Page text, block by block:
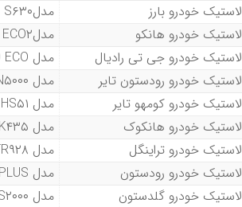
لاستیک خودرو بارز
مدلS۶۳۰ سایز ۲۱۵/۶۵R۱۶
لاستیک خودرو هانکو
مدلKinergy ECO۲ سایز ۱۸۵/۶۵/۱۴
لاستیک خودرو جی تی رادیال
مدل CHAMPIRO ECO سایز ۱۸۵/۷۰R۱۳
لاستیک خودرو رودستون تایر
مدل N۵۰۰۰+ سایز ۲۰۵/۶۰/۱۵
لاستیک خودرو کومهو تایر
مدل Ecsta HS۵۱ سایز ۲۰۵/۵۵R۱۶
لاستیک خودرو هانکوک
مدل Kinergy Eco K۴۳۵ سایز ۲۰۵/۶۰R۱۵
لاستیک خودرو تراینگل
مدل TR۹۲۸ سایز ۱۸۵/۶۵R۱۴
لاستیک خودرو رودستون
مدل N۵۰۰۰ PLUS سایز ۲۰۵/۶۰R۱۴
لاستیک خودرو گلدستون
مدل GS۲۰۰۰ سایز ۱۸۵/۶۵R۱۵